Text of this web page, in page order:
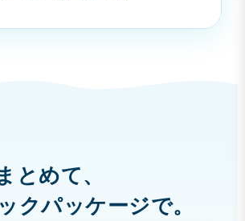
とめて、
クパッケージで。